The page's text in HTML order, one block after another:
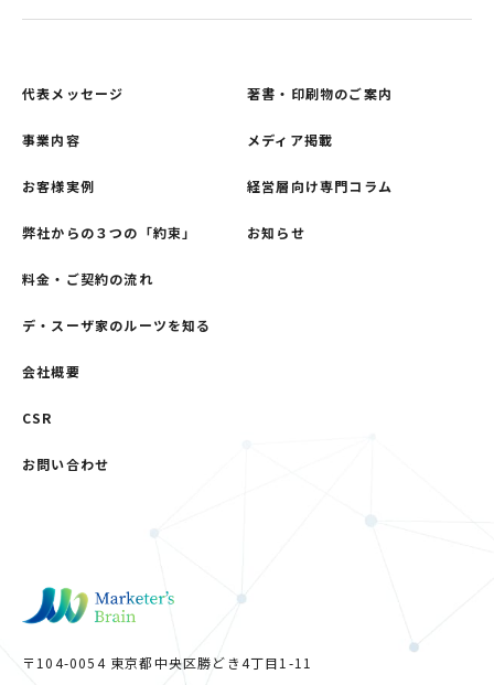
代表メッセージ
事業内容
お客様実例
弊社からの３つの「約束」
料金・ご契約の流れ
著書・印刷物のご案内
メディア掲載
経営層向け専門コラム
お知らせ
デ・スーザ家のルーツを知る
会社概要
CSR
お問い合わせ
〒104-0054 東京都中央区勝どき4丁目1-11